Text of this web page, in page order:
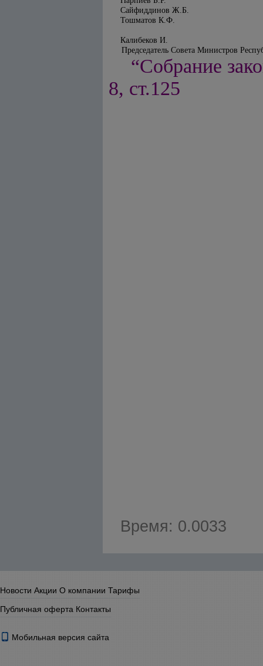
Сайфиддинов Ж.Б.
Тошматов К.Ф.
Калибеков И.
Председатель Совета Министров
“Собрание
8, ст.125
Время: 0.0033
Новости Акции О компании Тарифы
Публичная оферта Контакты
Мобильная версия сайта